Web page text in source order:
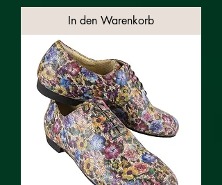
In den Warenkorb